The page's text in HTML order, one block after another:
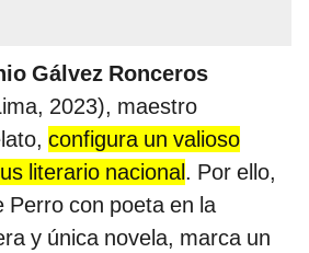
Gálvez Ronceros
2023), maestro
configura un valioso
literario nacional. Por ello,
Perro con poeta en la
y única novela, marca un